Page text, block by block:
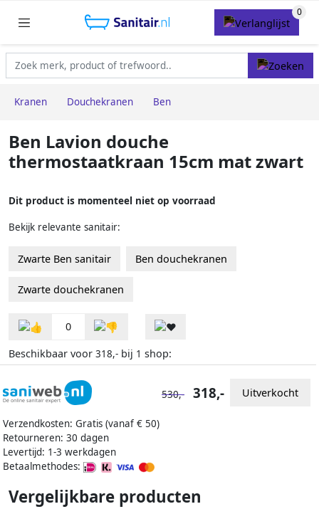
Kranen Douchekranen Ben
Ben Lavion douche
thermostaatkraan 15cm mat zwart
Dit product is momenteel niet op voorraad
Bekijk relevante sanitair:
Zwarte Ben sanitair Ben douchekranen
Zwarte douchekranen
0
Beschikbaar voor 318,- bij 1 shop:
Verzendkosten: Gratis (vanaf € 50)
Retourneren: 30 dagen
Levertijd: 1-3 werkdagen
Betaalmethodes:
530,- 318,- Uitverkocht
Vergelijkbare producten